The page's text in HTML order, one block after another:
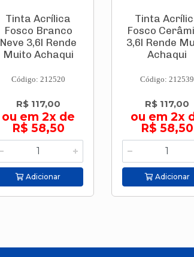
Tinta Acrílica
Fosco Branco
Neve 3,6l Rende
Muito Achaqui
Código: 212520
R$ 117,00
ou em 2x de
R$ 58,50
Adicionar
Tinta
Fosco
3,6l Rende
Achaqui
Código: 212539
R$ 117,00
ou em 2x
R$ 58,50
Adicionar